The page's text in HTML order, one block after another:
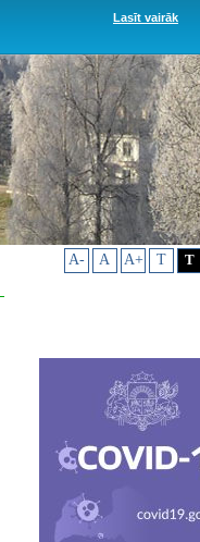
Lasīt vairāk
A- A A+ T T